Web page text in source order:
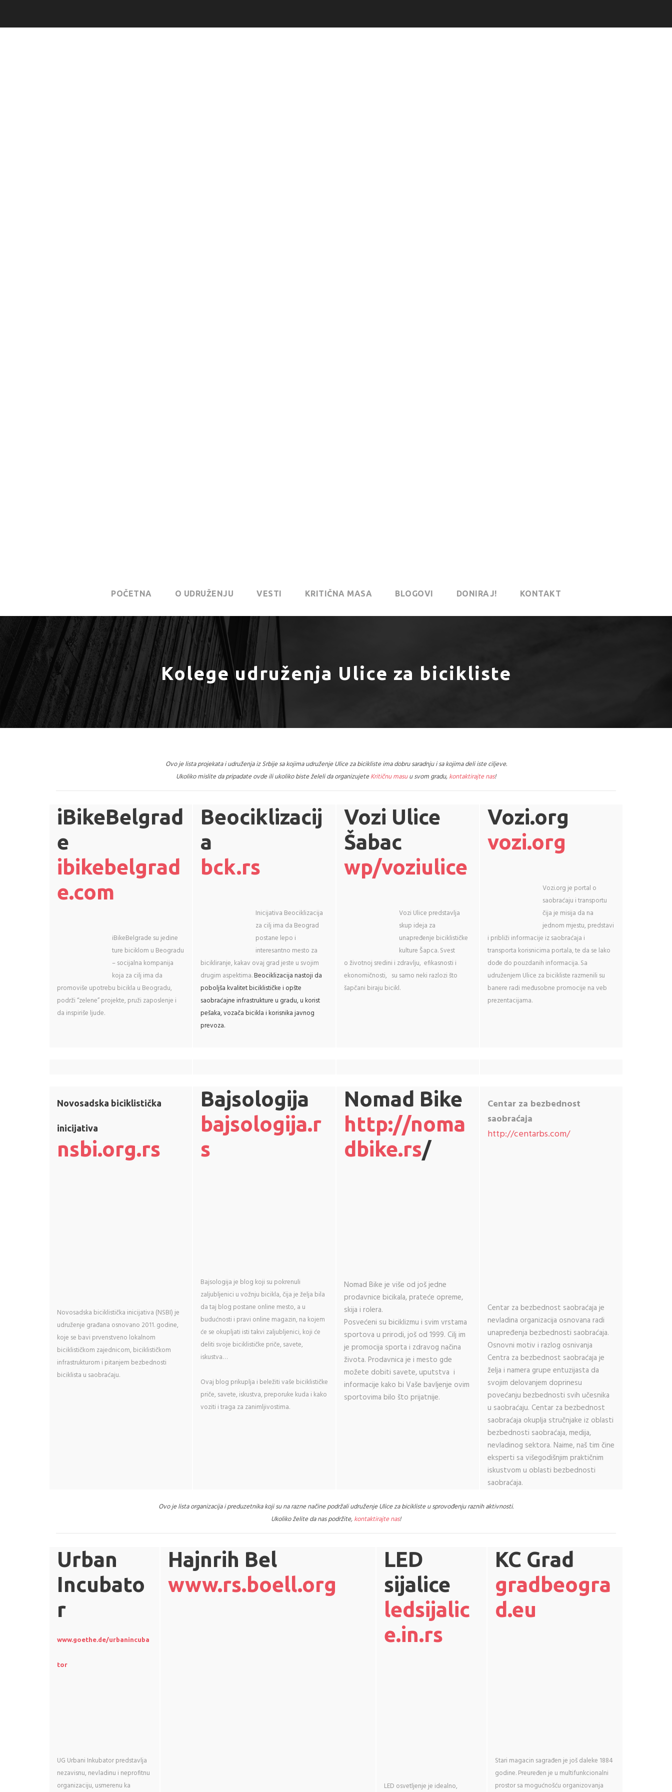
POČETNA O UDRUŽENJU VESTI KRITIČNA MASA BLOGOVI DONIRAJ! KONTAKT
Kolege udruženja Ulice za bicikliste
Ovo je listaprojekata i udruženja iz Srbije sa kojima udruženje Ulice za bicikliste ima dobru saradnju i sa kojima deli iste ciljeve.
Ukoliko mislite da pripadate ovde ili ukoliko biste želeli daorganizujeteKritičnu masuu svom gradu,kontaktirajte nas!
iBikeBelgrad
e
ibikebelgrad
e.com
iBikeBelgrade su jedine
ture biciklom u Beogradu
– socijalna kompanija
koja za cilj ima da
promoviše upotrebu bicikla u Beogradu,
podrži “zelene” projekte, pruži zaposlenje i
da inspiriše ljude.
Beociklizacij
a
bck.rs
Inicijativa Beociklizacija
za cilj ima da Beograd
postane lepo i
interesantno mesto za
bicikliranje, kakav ovaj grad jeste u svojim
drugim aspektima.Beociklizacija nastoji da
poboljša kvalitet biciklističke i opšte
saobraćajne infrastrukture u gradu, u korist
pešaka, vozača bicikla i korisnika javnog
prevoza.
Vozi Ulice
Šabac
wp/voziulice
Vozi Ulice predstavlja
skup ideja za
unapređenje biciklističke
kulture Šapca. Svest
o životnoj sredini i zdravlju, efikasnosti i
ekonomičnosti, su samo neki razlozi što
šapčani biraju bicikl.
Vozi.org
vozi.org
Vozi.org je portal o
saobraćaju i transportu
čija je misija da na
jednom mjestu, predstavi
i približi informacije iz saobraćaja i
transporta korisnicima portala, te da se lako
dođe do pouzdanih informacija. Sa
udruženjem Ulice za bicikliste razmenili su
banere radi međusobne promocije na veb
prezentacijama.
Novosadska biciklistička
inicijativa
nsbi.org.rs
Novosadska biciklistička inicijativa (NSBI) je
udruženje građana osnovano 2011. godine,
koje se bavi prvenstveno lokalnom
biciklističkom zajednicom, biciklističkom
infrastrukturom i pitanjem bezbednosti
biciklista u saobraćaju.
Bajsologija
bajsologija.r
s
Bajsologija je blog koji su pokrenuli
zaljubljenici u vožnju bicikla, čija je želja bila
da taj blog postane online mesto, a u
budućnosti i pravi online magazin, na kojem
će se okupljati isti takvi zaljubljenici, koji će
deliti svoje biciklističke priče, savete,
iskustva…
Ovaj blog prikuplja i beležiti vaše biciklističke
priče, savete, iskustva, preporuke kuda i kako
voziti i traga za zanimljivostima.
Nomad Bike
http://noma
dbike.rs/
Nomad Bike je više od još jedne
prodavnice bicikala, prateće opreme,
skija i rolera.
Posvećeni su biciklizmu i svim vrstama
sportova u prirodi, još od 1999. Cilj im
je promocija sporta i zdravog načina
života. Prodavnica je i mesto gde
možete dobiti savete, uputstva i
informacije kako bi Vaše bavljenje ovim
sportovima bilo što prijatnije.
Centar za bezbednost
saobraćaja
http://centarbs.com/
Centar za bezbednost saobraćaja je
nevladina organizacija osnovana radi
unapređenja bezbednosti saobraćaja.
Osnovni motiv i razlog osnivanja
Centra za bezbednost saobraćaja je
želja i namera grupe entuzijasta da
svojim delovanjem doprinesu
povećanju bezbednosti svih učesnika
u saobraćaju. Centar za bezbednost
saobraćaja okuplja stručnjake iz oblasti
bezbednosti saobraćaja, medija,
nevladinog sektora. Naime, naš tim čine
eksperti sa višegodišnjim praktičnim
iskustvom u oblasti bezbednosti
saobraćaja.
Ovo je lista organizacija i preduzetnika koji su na razne načinepodržali udruženje Ulice za bicikliste u sprovođenju raznih aktivnosti.
Ukoliko želite da nas podržite,kontaktirajte nas!
Urban
Incubato
r
www.goethe.de/urbanincuba
tor
UG Urbani Inkubator predstavlja
nezavisnu, nevladinu i neprofitnu
organizaciju, usmerenu ka
Hajnrih Bel
www.rs.boell.org
LED
sijalice
ledsijalic
e.in.rs
LED osvetljenje je idealno,
KC Grad
gradbeogra
d.eu
Stari magacin sagrađen je još daleke 1884
godine. Preuređen je u multifunkcionalni
prostor sa mogućnošću organizovanja